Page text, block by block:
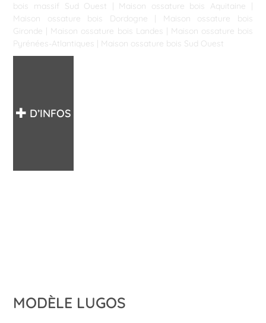
bois massif Sud Ouest
| Maison ossature bois Aquitaine |
Maison ossature bois Dordogne |
Maison ossature bois
Gironde | Maison ossature bois Landes | Maison ossature bois
Pyrénées-Atlantiques | Maison ossature bois Sud Ouest
D’INFOS
MODÈLE LUGOS